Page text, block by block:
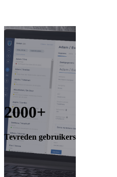
2000+
Tevreden gebruikers